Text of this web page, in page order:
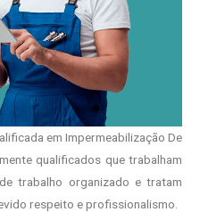
em Impermeabilização De
qualificados que trabalham
trabalho organizado e tratam
respeito e profissionalismo.